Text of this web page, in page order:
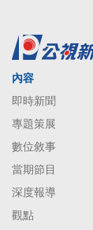
內容
即時新聞
專題策展
數位敘事
當期節目
深度報導
觀點